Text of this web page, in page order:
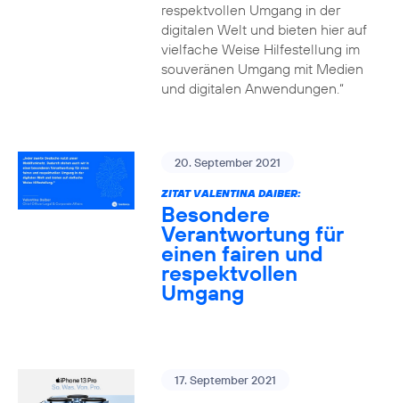
respektvollen Umgang in der
digitalen Welt und bieten hier auf
vielfache Weise Hilfestellung im
souveränen Umgang mit Medien
und digitalen Anwendungen.“
20. September 2021
ZITAT VALENTINA DAIBER:
Besondere
Verantwortung für
einen fairen und
respektvollen
Umgang
17. September 2021